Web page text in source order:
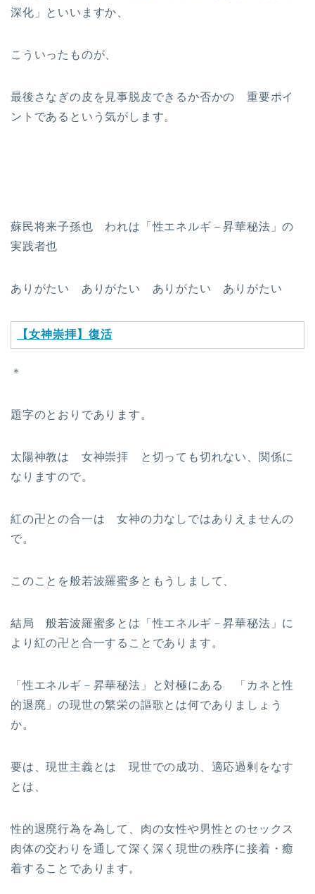
深化」といいますか、
こういったものが、
最後さなぎの皮を見事脱皮できるか否かの 重要ポイ
ントであるという気がします。
蘇民将来子孫也 われは「性エネルギ－昇華秘法」の
実践者也
ありがたい ありがたい ありがたい ありがたい
【女神崇拝】復活
＊
題字のとおりであります。
太陽神教は 女神崇拝 と切っても切れない、関係に
なりますので。
紅の卍との合一は 女神の力なしではありえませんの
で。
このことを般若波羅蜜多ともうしまして、
結局 般若波羅蜜多とは「性エネルギ－昇華秘法」に
より紅の卍と合一することであります。
「性エネルギ－昇華秘法」と対極にある 「カネと性
的退廃」の現世の繁栄の謳歌とは何でありましょう
か。
要は、現世主義とは 現世での成功、適応過剰をなす
とは、
性的退廃行為を為して、肉の女性や男性とのセックス
肉体の交わりを通して深く深く現世の秩序に接着・癒
着することであります。